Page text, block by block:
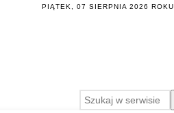
PIĄTEK, 07 SIERPNIA 2026 ROKU.